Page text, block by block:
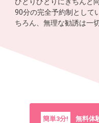
90分の完全予約制として
ちろん、無理な勧誘は一
簡単3分! 無料体